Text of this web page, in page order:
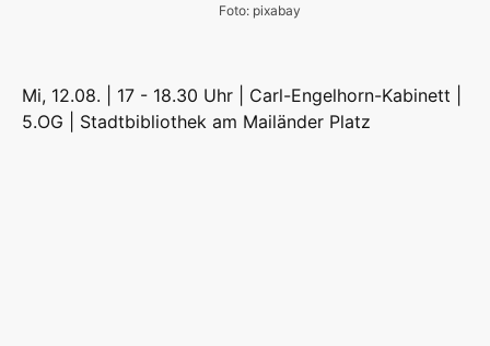
Foto: pixabay
Mi, 12.08. | 17 - 18.30 Uhr | Carl-Engelhorn-Kabinett |
5.OG | Stadtbibliothek am Mailänder Platz